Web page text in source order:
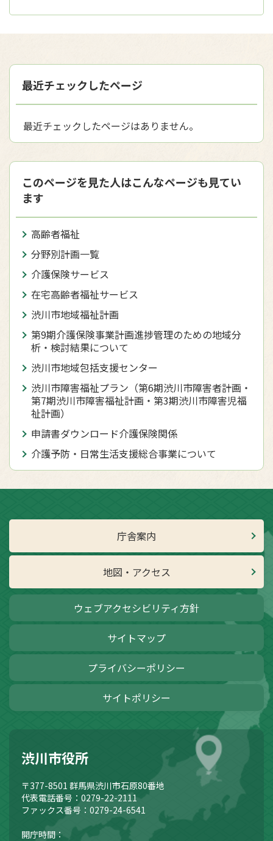
最近チェックしたページ
最近チェックしたページはありません。
このページを見た人はこんなページも見てい
ます
高齢者福祉
分野別計画一覧
介護保険サービス
在宅高齢者福祉サービス
渋川市地域福祉計画
第9期介護保険事業計画進捗管理のための地域分
析・検討結果について
渋川市地域包括支援センター
渋川市障害福祉プラン（第6期渋川市障害者計画・
第7期渋川市障害福祉計画・第3期渋川市障害児福
祉計画）
申請書ダウンロード介護保険関係
介護予防・日常生活支援総合事業について
庁舎案内
地図・アクセス
ウェブアクセシビリティ方針
サイトマップ
プライバシーポリシー
サイトポリシー
渋川市役所
〒377-8501 群馬県渋川市石原80番地
代表電話番号：0279-22-2111
ファックス番号：0279-24-6541
開庁時間：